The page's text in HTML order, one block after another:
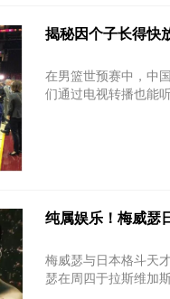
揭秘因个子长得快
在男篮世预赛中，中
们通过电视转播也能
纯属娱乐！梅威瑟
梅威瑟与日本格斗天
瑟在周四于拉斯维加